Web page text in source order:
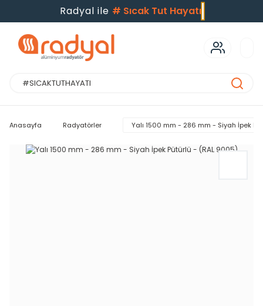
Radyal ile # Sıcak Tut Hayatı
Anasayfa Radyatörler Yalı 1500 mm - 286 mm - Siyah İpek